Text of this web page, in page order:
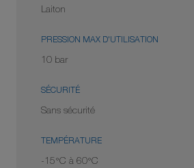
Laiton
PRESSION MAX D'UTILISATION
10 bar
SÉCURITÉ
Sans sécurité
TEMPÉRATURE
-15°C à 60°C